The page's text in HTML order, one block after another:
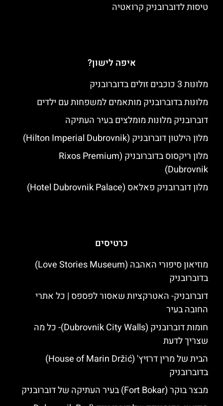
טיסות לדוברובניק קרואטיה
איפה לישון?
מלונות 3 כוכבים זולים בדוברובניק
מלונות בדוברובניק מותאמים למשפחות עם ילדים
דוברובניק מלונות מומלצים בעיר העתיקה
מלון הילטון דוברובניק (Hilton Imperial Dubrovnik)
מלון ריקסוס בדוברובניק (Rixos Premium
Dubrovnik)
מלון דוברובניק פאלאס (Hotel Dubrovnik Palace)
כרטיסים
מוזיאון סיפורי האהבה (Love Stories Museum)
בדוברובניק
דוברובניק- האטרקציות שאסור לפספס | כל אתרי
החובה בעיר
חומות דוברובניק (Dubrovnik City Walls)- כל מה
שצריך לדעת
הבית של מרין דרזיץ' (House of Marin Držić)
בדוברובניק
מבצר בוקר (Fort Bokar) בעיר העתיקה של דוברובניק